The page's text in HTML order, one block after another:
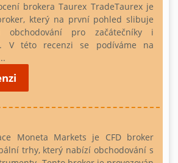
brokera Taurex TradeTaurex je
který na první pohled slibuje
obchodování pro začátečníky i
V této recenzi se podíváme na
Moneta Markets je CFD broker
trhy, který nabízí obchodování s